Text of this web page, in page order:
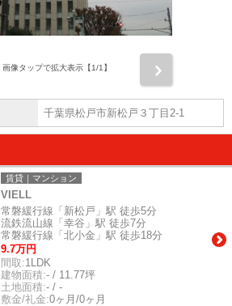
画像タップで拡大表示【1/1】
千葉県松戸市新松戸３丁目2-1
賃貸｜マンション
VIELL
常磐緩行線「新松戸」駅 徒歩5分
流鉄流山線「幸谷」駅 徒歩7分
常磐緩行線「北小金」駅 徒歩18分
9.7万円
間取:1LDK
建物面積:- / 11.77坪
土地面積:- / -
敷金/礼金:0ヶ月/0ヶ月